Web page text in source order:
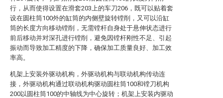
行，从而使得设置在滑套203上的车刀206，既可以贴着套
设在圆柱筒100外的缸筒的内侧壁旋转镗削，又可以沿缸
筒的长度方向移动镗削，无需镗杆自身处于悬伸状态进行
前后移动并对深孔进行镗削，避免因镗杆刚性不足、引起
振动而导致加工精度的下降，确保加工质量良好、加工效
率高。
机架上安装外驱动机构，外驱动机构与联动机构传动连
接，外驱动机构通过联动机构驱动圆柱筒100和镗刀机构
200以圆柱筒100的中轴线为中心旋转；机架上安装内驱动